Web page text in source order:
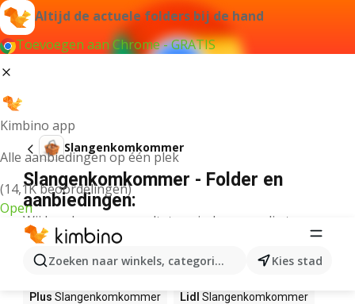
Altijd de actuele folders bij de hand
Toevoegen aan Chrome - GRATIS
Kimbino app
Alle aanbiedingen op één plek
(14,1K beoordelingen)
Open
Zoeken naar winkels, categorieën, producten...
Kies stad
Slangenkomkommer
Slangenkomkommer - Folder en
aanbiedingen:
Wij konden geen resultaten vinden voor die term.
Slangenkomkommer in actie – Waar
te koop?
Plus Slangenkomkommer Lidl Slangenkomkommer